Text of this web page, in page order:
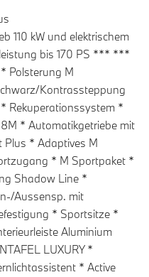
110 kW und elektrischem
bis 170 PS *** ***
Polsterung M
Kontrassteppung
Rekuperationssystem *
* Automatikgetriebe mit
Plus * Adaptives M
* M Sportpaket *
Shadow Line *
Aussensp. mit
* Sportsitze *
Aluminium
LUXURY *
* Active